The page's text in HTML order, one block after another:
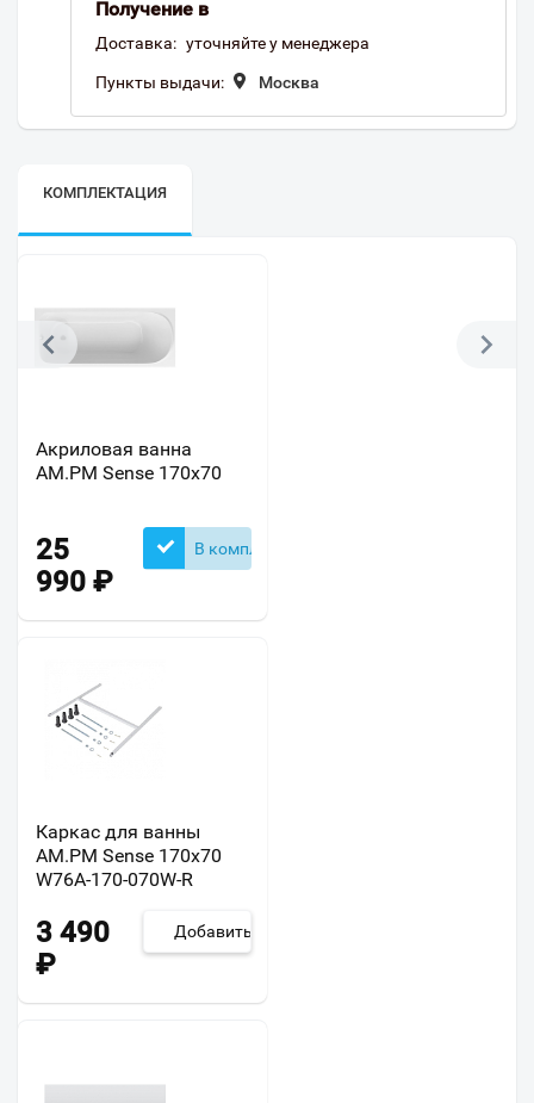
Получение в
Доставка: уточняйте у менеджера
Пункты выдачи: Москва
КОМПЛЕКТАЦИЯ
Акриловая ванна
AM.PM Sense 170х70
25
990 ₽
В комплекте
Каркас для ванны
AM.PM Sense 170х70
W76A-170-070W-R
3 490
₽
Добавить